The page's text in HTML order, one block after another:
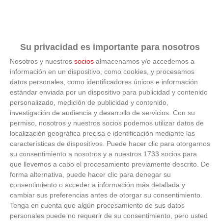
Su privacidad es importante para nosotros
Nosotros y nuestros socios almacenamos y/o accedemos a
información en un dispositivo, como cookies, y procesamos
datos personales, como identificadores únicos e información
estándar enviada por un dispositivo para publicidad y contenido
personalizado, medición de publicidad y contenido,
investigación de audiencia y desarrollo de servicios. Con su
permiso, nosotros y nuestros socios podemos utilizar datos de
localización geográfica precisa e identificación mediante las
características de dispositivos. Puede hacer clic para otorgarnos
su consentimiento a nosotros y a nuestros 1733 socios para
que llevemos a cabo el procesamiento previamente descrito. De
forma alternativa, puede hacer clic para denegar su
consentimiento o acceder a información más detallada y
cambiar sus preferencias antes de otorgar su consentimiento.
Tenga en cuenta que algún procesamiento de sus datos
personales puede no requerir de su consentimiento, pero usted
¿Sabías que existen?
Estas criaturas existen y parecen sacadas de otro
planeta